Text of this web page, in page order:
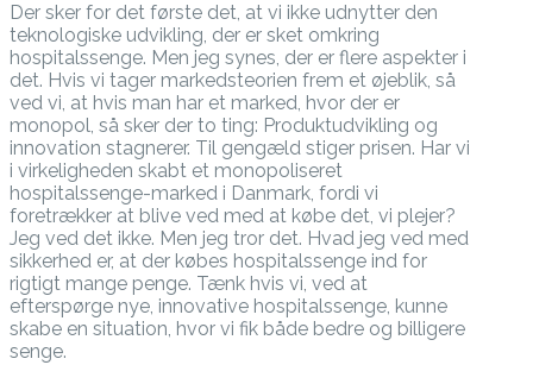
Der sker for det første det, at vi ikke udnytter den
teknologiske udvikling, der er sket omkring
hospitalssenge. Men jeg synes, der er flere aspekter i
det. Hvis vi tager markedsteorien frem et øjeblik, så
ved vi, at hvis man har et marked, hvor der er
monopol, så sker der to ting: Produktudvikling og
innovation stagnerer. Til gengæld stiger prisen. Har vi
i virkeligheden skabt et monopoliseret
hospitalssenge-marked i Danmark, fordi vi
foretrækker at blive ved med at købe det, vi plejer?
Jeg ved det ikke. Men jeg tror det. Hvad jeg ved med
sikkerhed er, at der købes hospitalssenge ind for
rigtigt mange penge. Tænk hvis vi, ved at
efterspørge nye, innovative hospitalssenge, kunne
skabe en situation, hvor vi fik både bedre og billigere
senge.